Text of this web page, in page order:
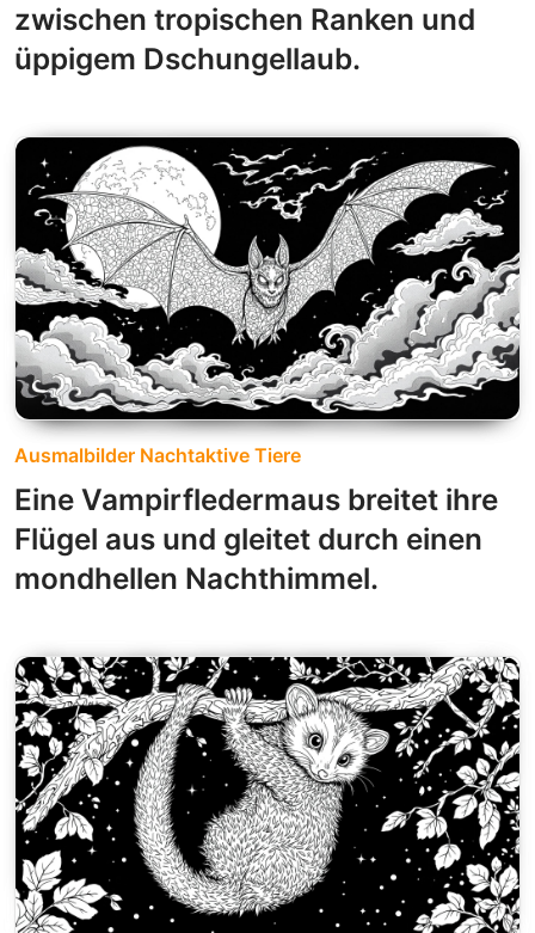
zwischen tropischen Ranken und
üppigem Dschungellaub.
Ausmalbilder Nachtaktive Tiere
Eine Vampirfledermaus breitet ihre
Flügel aus und gleitet durch einen
mondhellen Nachthimmel.